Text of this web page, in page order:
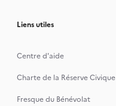
Liens utiles
Centre d'aide
Charte de la Réserve Civique
Fresque du Bénévolat